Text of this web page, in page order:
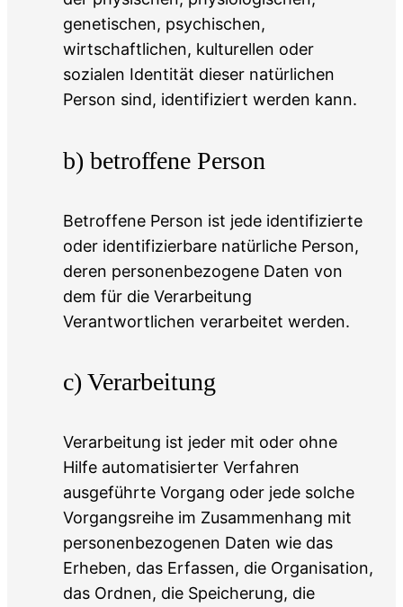
genetischen, psychischen,
wirtschaftlichen, kulturellen oder
sozialen Identität dieser natürlichen
Person sind, identifiziert werden kann.
b) betroffene Person
Betroffene Person ist jede identifizierte
oder identifizierbare natürliche Person,
deren personenbezogene Daten von
dem für die Verarbeitung
Verantwortlichen verarbeitet werden.
c) Verarbeitung
Verarbeitung ist jeder mit oder ohne
Hilfe automatisierter Verfahren
ausgeführte Vorgang oder jede solche
Vorgangsreihe im Zusammenhang mit
personenbezogenen Daten wie das
Erheben, das Erfassen, die Organisation,
das Ordnen, die Speicherung, die